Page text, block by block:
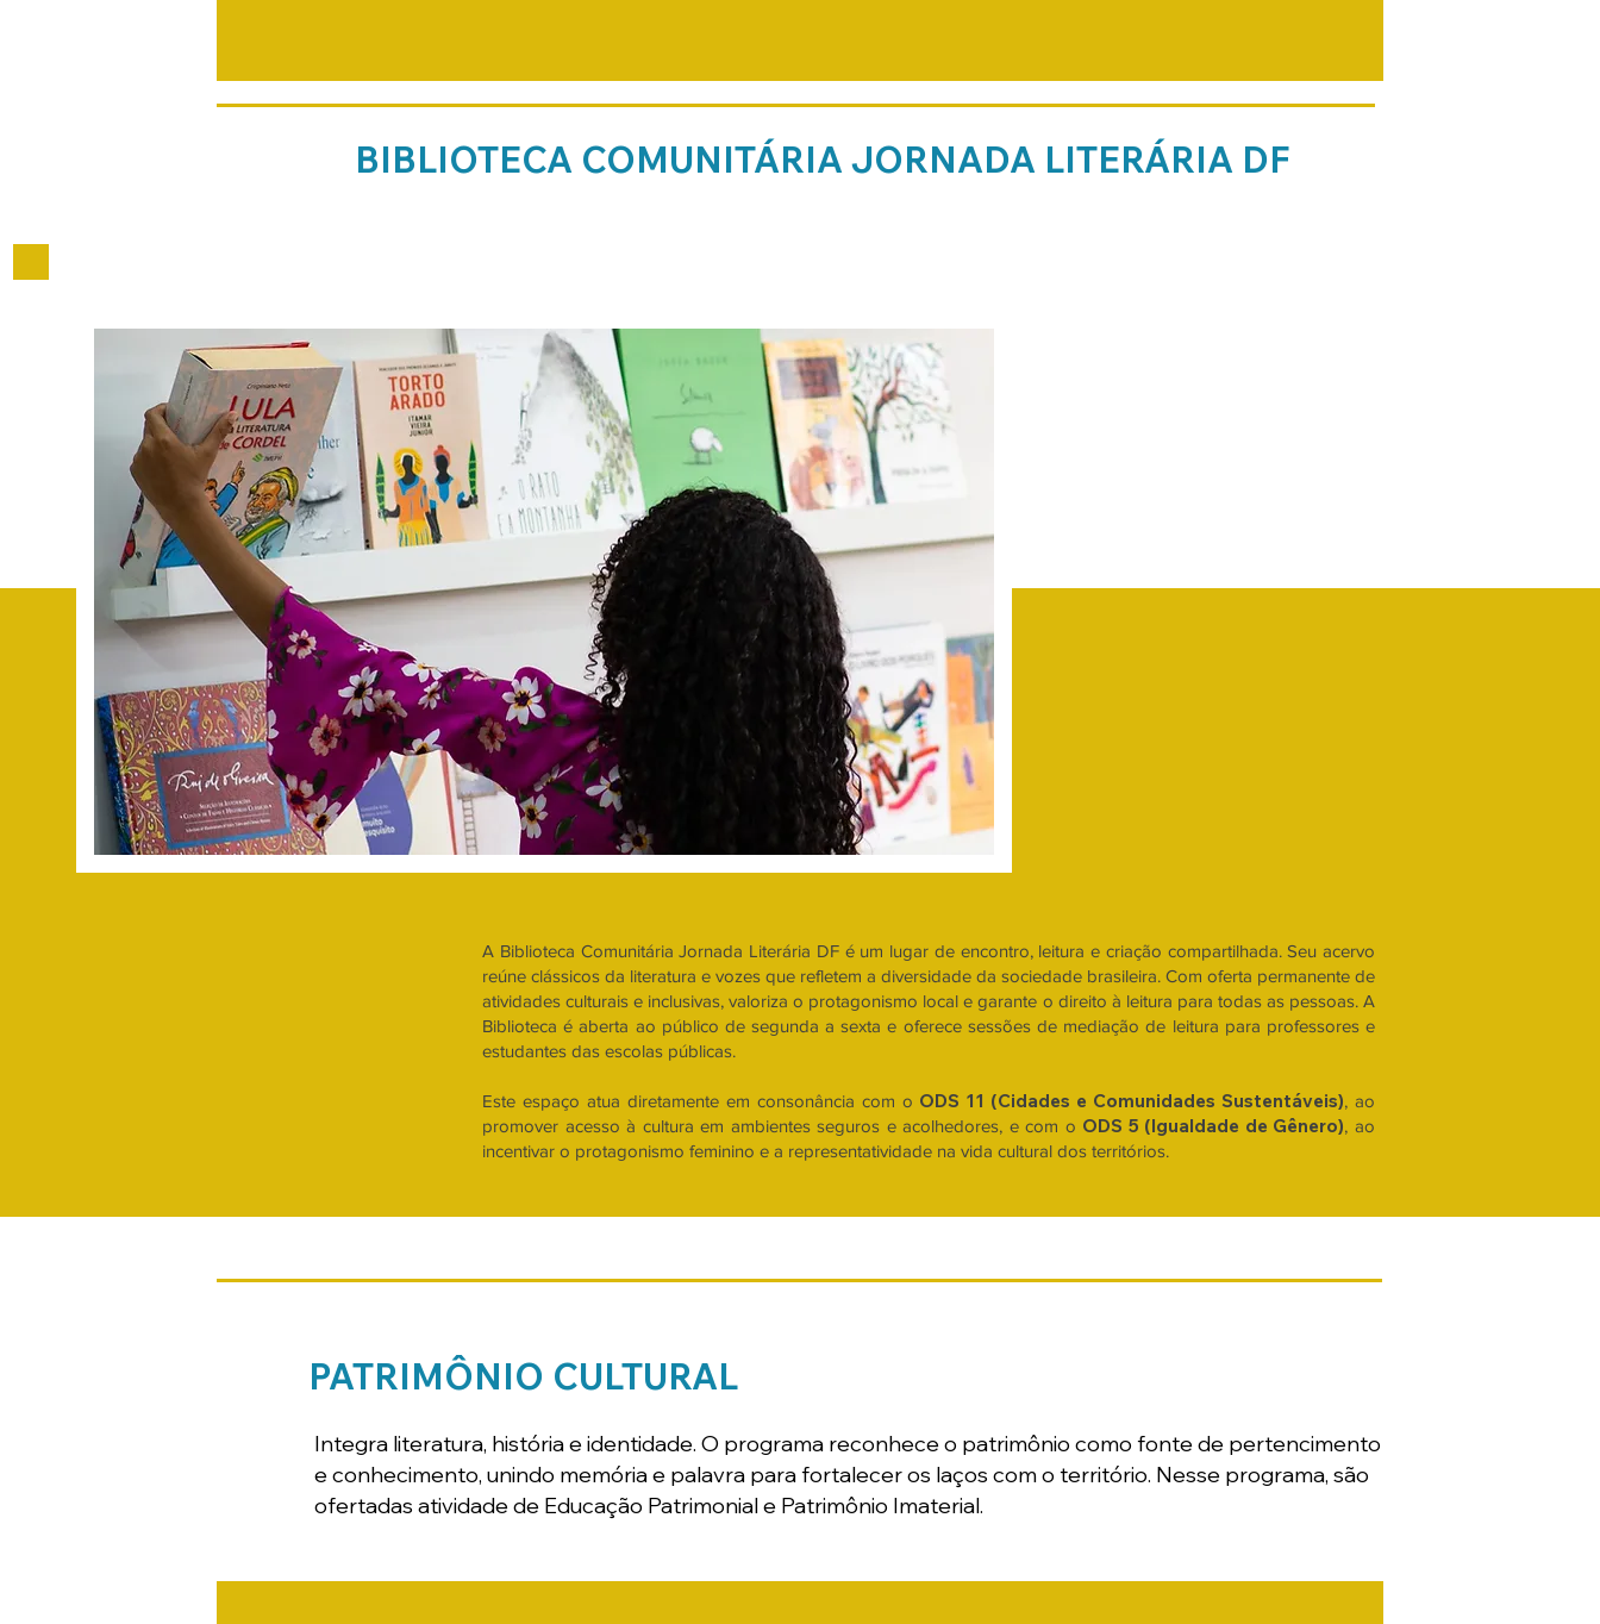
BIBLIOTECA COMUNITÁRIA JORNADA LITERÁRIA DF
A Biblioteca Comunitária Jornada Literária DF é um lugar de encontro, leitura e criação compartilhada. Seu acervo
reúne clássicos da literatura e vozes que refletem a diversidade da sociedade brasileira. Com oferta permanente de
atividades culturais e inclusivas, valoriza o protagonismo local e garante o direito à leitura para todas as pessoas. A
Biblioteca é aberta ao público de segunda a sexta e oferece sessões de mediação de leitura para professores e
estudantes das escolas públicas.
Este espaço atua diretamente em consonância com o ODS 11 (Cidades e Comunidades Sustentáveis), ao
promover acesso à cultura em ambientes seguros e acolhedores, e com o ODS 5 (Igualdade de Gênero), ao
incentivar o protagonismo feminino e a representatividade na vida cultural dos territórios.
PATRIMÔNIO CULTURAL
Integra literatura, história e identidade. O programa reconhece o patrimônio como fonte de pertencimento
e conhecimento, unindo memória e palavra para fortalecer os laços com o território. Nesse programa, são
ofertadas atividade de Educação Patrimonial e Patrimônio Imaterial.